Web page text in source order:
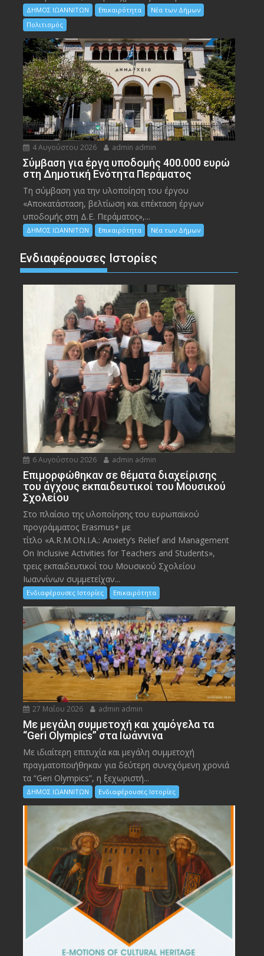
ΔΗΜΟΣ ΙΩΑΝΝΙΤΩΝ Επικαιρότητα
Νέα των Δήμων
Πολιτισμός
4 Αυγούστου 2026 admin admin
Σύμβαση για έργα υποδομής 400.000 ευρώ
στη Δημοτική Ενότητα Περάματος
Τη σύμβαση για την υλοποίηση του έργου
«Αποκατάσταση, βελτίωση και επέκταση έργων
υποδομής στη Δ.Ε. Περάματος»,...
ΔΗΜΟΣ ΙΩΑΝΝΙΤΩΝ Επικαιρότητα Νέα των Δήμων
Ενδιαφέρουσες Ιστορίες
6 Αυγούστου 2026 admin admin
Eπιμορφώθηκαν σε θέματα διαχείρισης
του άγχους εκπαιδευτικοί του Μουσικού
Σχολείου
Στο πλαίσιο της υλοποίησης του ευρωπαϊκού
προγράμματος Erasmus+ με
τίτλο «A.R.M.ON.I.A.: Anxiety’s Relief and Management
On Inclusive Activities for Teachers and Students»,
τρεις εκπαιδευτικοί του Μουσικού Σχολείου
Ιωαννίνων συμμετείχαν...
Ενδιαφέρουσες Ιστορίες Επικαιρότητα
27 Μαΐου 2026 admin admin
Με μεγάλη συμμετοχή και χαμόγελα τα
“Geri Olympics” στα Ιωάννινα
Με ιδιαίτερη επιτυχία και μεγάλη συμμετοχή
πραγματοποιήθηκαν για δεύτερη συνεχόμενη χρονιά
τα “Geri Olympics”, η ξεχωριστή...
ΔΗΜΟΣ ΙΩΑΝΝΙΤΩΝ Ενδιαφέρουσες Ιστορίες